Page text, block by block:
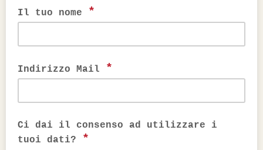
Il tuo nome *
Indirizzo Mail *
Ci dai il consenso ad utilizzare i
tuoi dati?
*